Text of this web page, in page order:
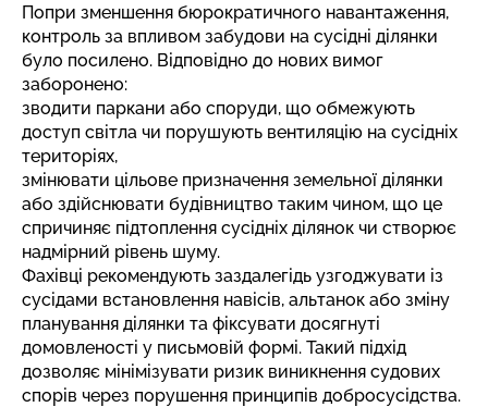
Попри зменшення бюрократичного навантаження,
контроль за впливом забудови на сусідні ділянки
було посилено. Відповідно до нових вимог
заборонено:
зводити паркани або споруди, що обмежують
доступ світла чи порушують вентиляцію на сусідніх
територіях,
змінювати цільове призначення земельної ділянки
або здійснювати будівництво таким чином, що це
спричиняє підтоплення сусідніх ділянок чи створює
надмірний рівень шуму.
Фахівці рекомендують заздалегідь узгоджувати із
сусідами встановлення навісів, альтанок або зміну
планування ділянки та фіксувати досягнуті
домовленості у письмовій формі. Такий підхід
дозволяє мінімізувати ризик виникнення судових
спорів через порушення принципів добросусідства.